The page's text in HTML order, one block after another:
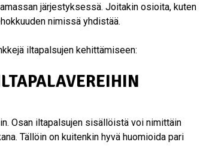
järjestyksessä. Joitakin osioita, kuten
nimissä yhdistää.
iltapalsujen kehittämiseen:
Osan iltapalsujen sisällöistä voi nimittäin
Tällöin on kuitenkin hyvä huomioida pari